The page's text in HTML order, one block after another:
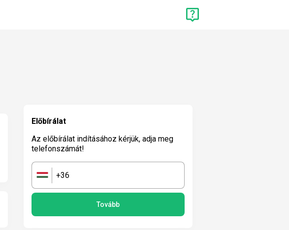
Előbírálat
Az előbírálat indításához kérjük, adja meg
telefonszámát!
🇭🇺 +36
Tovább